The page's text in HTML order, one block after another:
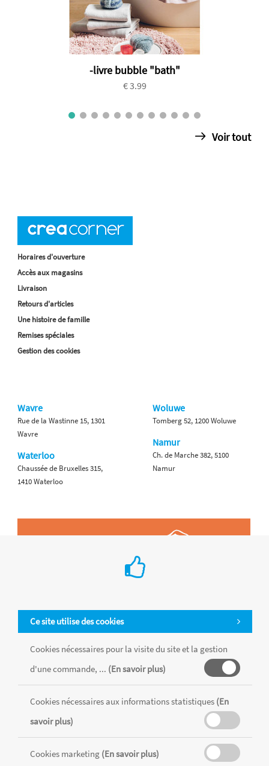
-livre bubble "bath"
€ 3.99
Voir tout
Ce site utilise des cookies
Cookies nécessaires pour la visite du site et la gestion
d'une commande, ... (En savoir plus)
Cookies nécessaires aux informations statistiques (En
savoir plus)
Cookies marketing (En savoir plus)
Horaires d'ouverture
Accès aux magasins
Livraison
Retours d'articles
Une histoire de famille
Remises spéciales
Gestion des cookies
Wavre
Rue de la Wastinne 15, 1301
Wavre
Waterloo
Chaussée de Bruxelles 315,
1410 Waterloo
Woluwe
Tomberg 52, 1200 Woluwe
Namur
Ch. de Marche 382, 5100
Namur
Tous les produits sont vendus dans la limite des stocks disponibles de
chaque magasin, toutes taxes comprises.